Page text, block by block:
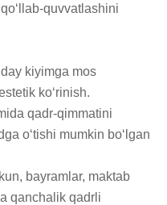
quvvatlashini
kiyimga mos
ko‘rinish.
qadr-qimmatini
o‘tishi mumkin bo‘lgan
bayramlar, maktab
qanchalik qadrli